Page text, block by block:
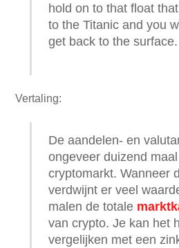
hold on to that float
to the Titanic and you
get back to the surface.
Vertaling:
De aandelen- en
ongeveer duizend
cryptomarkt. Wanneer
verdwijnt er veel
malen de totale
van crypto. Je kan het
vergelijken met een